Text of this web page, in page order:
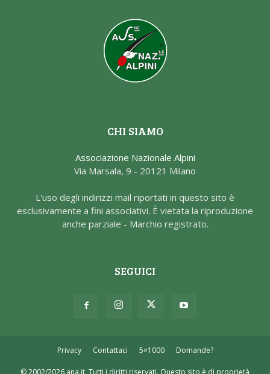
CHI SIAMO
Associazione Nazionale Alpini
Via Marsala, 9 - 20121 Milano
L'uso degli indirizzi mail riportati in questo sito è
esclusivamente a fini associativi. È vietata la riproduzione
anche parziale - Marchio registrato.
SEGUICI
Privacy Contattaci 5×1000 Domande?
© 2002/2026 ana.it. Tutti i diritti riservati. Questo sito è di proprietà